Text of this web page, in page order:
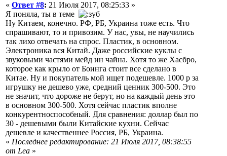
« Ответ #8: 21 Июля 2017, 08:25:33 »
Я поняла, ты в теме
Ну Китаем, конечно. РФ, РБ, Украина тоже есть. Что
спрашивают, то и привозим. У нас, увы, не научились
так лихо отвечать на спрос. Пластик, в основном.
Электроника вся Китай. Даже российские куклы с
звуковыми частями мейд ин чайна. Хотя то же Хасбро,
которое как крыло от Боинга стоит все сделано в
Китае. Ну и покупатель мой ищет подешевле. 1000 р за
игрушку не дешево уже, средний ценник 300-500. Это
не значит, что дороже не берут, но на каждый день это
в основном 300-500. Хотя сейчас пластик вполне
конкурентноспособный. Для сравнения: доллар был по
30 - дешевыми были Китайские кухни. Сейчас
дешевле и качественнее Россия, РБ, Украина.
« Последнее редактирование: 21 Июля 2017, 08:38:55
от Lea »